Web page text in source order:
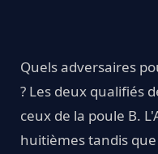
Quels adversaires
? Les deux qualifiés
ceux de la poule B.
huitièmes tandis que